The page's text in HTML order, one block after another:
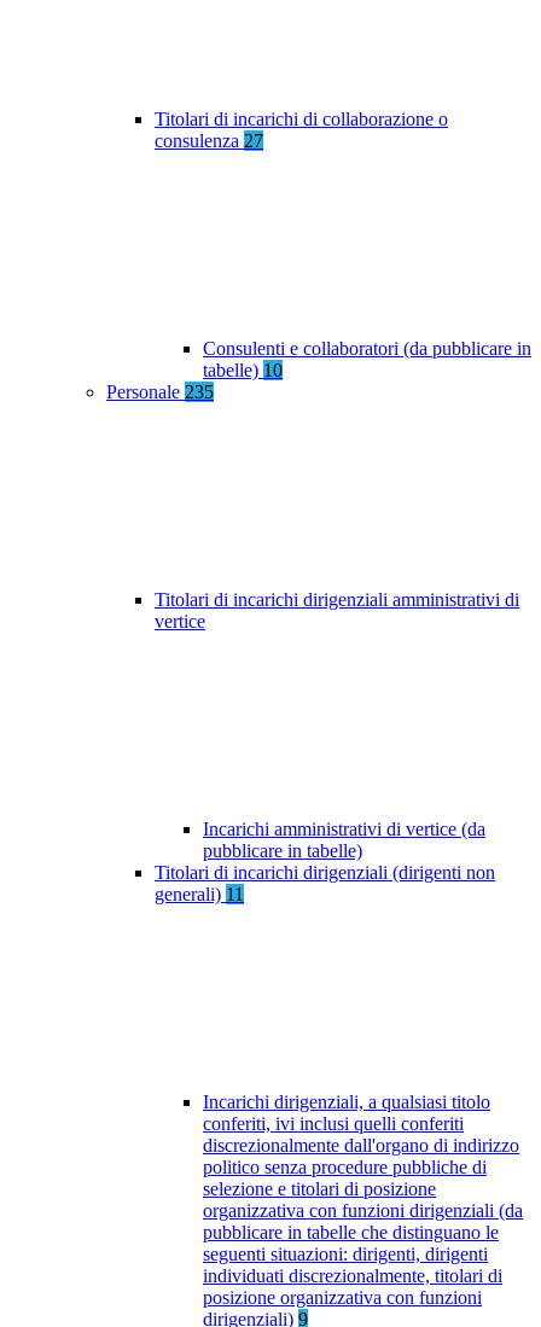
Titolari di incarichi di collaborazione o
consulenza 27
Consulenti e collaboratori (da pubblicare in
tabelle) 10
Personale 235
Titolari di incarichi dirigenziali amministrativi di
vertice
Incarichi amministrativi di vertice (da
pubblicare in tabelle)
Titolari di incarichi dirigenziali (dirigenti non
generali) 11
Incarichi dirigenziali, a qualsiasi titolo
conferiti, ivi inclusi quelli conferiti
discrezionalmente dall'organo di indirizzo
politico senza procedure pubbliche di
selezione e titolari di posizione
organizzativa con funzioni dirigenziali (da
pubblicare in tabelle che distinguano le
seguenti situazioni: dirigenti, dirigenti
individuati discrezionalmente, titolari di
posizione organizzativa con funzioni
dirigenziali) 9